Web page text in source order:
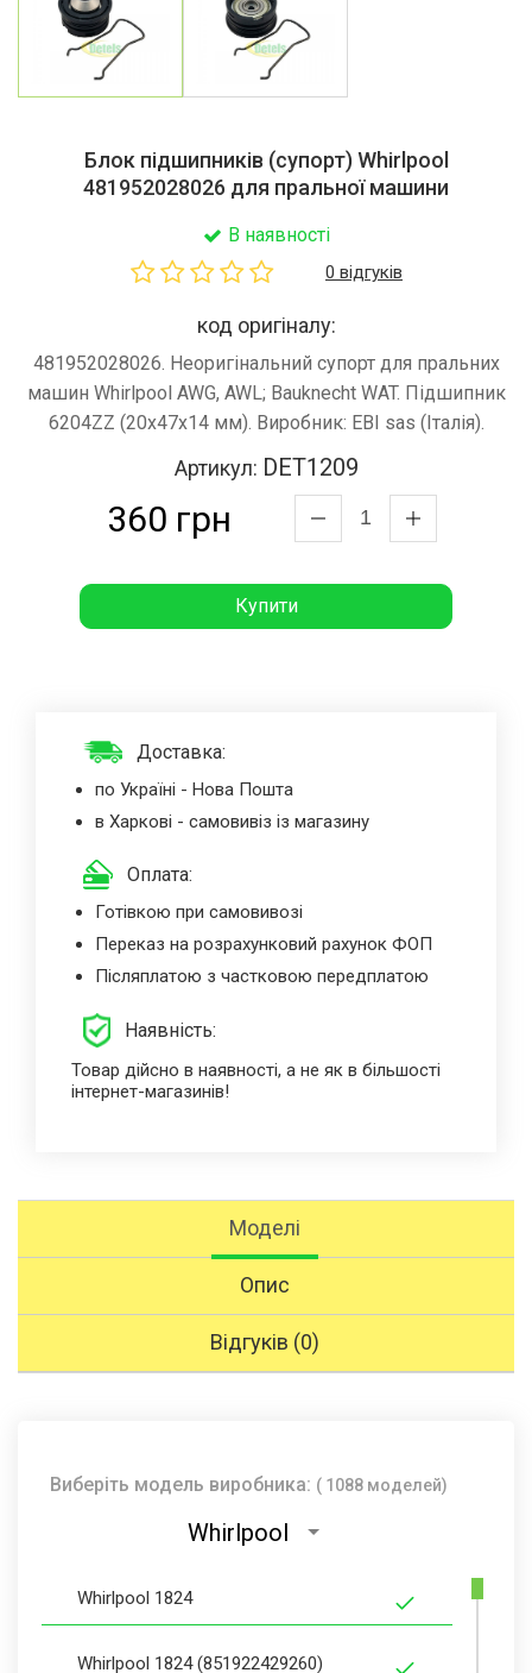
Блок підшипників (супорт) Whirlpool
481952028026 для пральної машини
В наявності
0 відгуків
код оригіналу:
481952028026. Неоригінальний супорт для пральних
машин Whirlpool AWG, AWL; Bauknecht WAT. Підшипник
6204ZZ (20x47x14 мм). Виробник: EBI sas (Італія).
Артикул: DET1209
360 грн
Купити
Доставка:
по Україні - Нова Пошта
в Харкові - самовивіз із магазину
Оплата:
Готівкою при самовивозі
Переказ на розрахунковий рахунок ФОП
Післяплатою з частковою передплатою
Наявність:
Товар дійсно в наявності, а не як в більшості
інтернет-магазинів!
Моделі
Опис
Відгуків (0)
Виберіть модель виробника: ( 1088 моделей)
Whirlpool
Whirlpool 1824
Whirlpool 1824 (851922429260)